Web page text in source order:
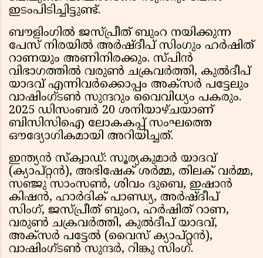
ഇടംപിടിച്ചിട്ടുണ്ട്.
ബൗളിംഗിൽ ജസ്പ്രീത് ബുംറ നയിക്കുന്ന
പേസ് നിരയിൽ അർഷ്ദീപ് സിംഗും ഹർഷിത്
റാണയും അണിനിരക്കും. സ്പിൻ
വിഭാഗത്തിൽ വരുൺ ചക്രവർത്തി, കുൽദീപ്
യാദവ് എന്നിവർക്കൊപ്പം അക്സർ പട്ടേലും
വാഷിംഗ്ടൺ സുന്ദറും വൈവിധ്യം പകരും.
2025 ഡിസംബർ 20 ശനിയാഴ്ചയാണ്
ബിസിസിഐ ലോകകപ്പ് സംഘത്തെ
ഔദ്യോഗികമായി അറിയിച്ചത്.
ഇന്ത്യൻ സ്ക്വാഡ്: സൂര്യകുമാർ യാദവ്
(ക്യാപ്റ്റൻ), അഭിഷേക് ശർമ്മ, തിലക് വർമ്മ,
സഞ്ജു സാംസൺ, ശിവം ദുബെ, ഇഷാൻ
കിഷൻ, ഹാർദിക് പാണ്ഡ്യ, അർഷ്ദീപ്
സിംഗ്, ജസ്പ്രീത് ബുംറ, ഹർഷിത് റാണ,
വരുൺ ചക്രവർത്തി, കുൽദീപ് യാദവ്,
അക്സർ പട്ടേൽ (വൈസ് ക്യാപ്റ്റൻ),
വാഷിംഗ്ടൺ സുന്ദർ, റിങ്കു സിംഗ്.